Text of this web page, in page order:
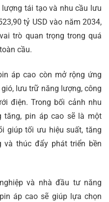
tái tạo và nhu cầu lưu
tỷ USD vào năm 2034,
trò quan trọng trong quá
cầu.
áp cao còn mở rộng ứng
lưu trữ năng lượng, công
điện. Trong bối cảnh nhu
tăng, pin áp cao sẽ là một
giúp tối ưu hiệu suất, tăng
và thúc đẩy phát triển bền
và nhà đầu tư năng
áp cao sẽ giúp lựa chọn